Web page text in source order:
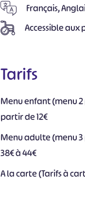
Français,
Accessible
Tarifs
Menu enfant (menu
partir de 12€
Menu adulte (menu
38€ à 44€
A la carte (Tarifs à